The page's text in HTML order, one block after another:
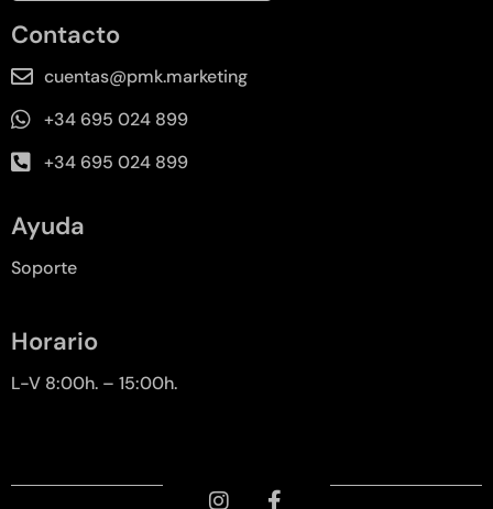
Contacto
cuentas@pmk.marketing
+34 695 024 899
+34 695 024 899
Ayuda
Soporte
Horario
L-V 8:00h. – 15:00h.